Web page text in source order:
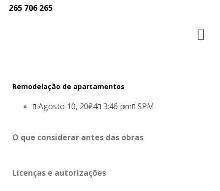
265 706 265
Remodelação de apartamentos
Agosto 10, 2024 3:46 pm SPM
O que considerar antes das obras
Licenças e autorizações